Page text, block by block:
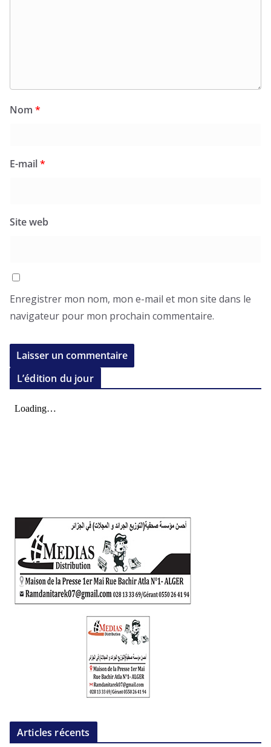
Nom *
E-mail*
Site web
Enregistrer mon nom, mon e-mail et mon site dans le
navigateur pour mon prochain commentaire.
L’édition du jour
Articles récents